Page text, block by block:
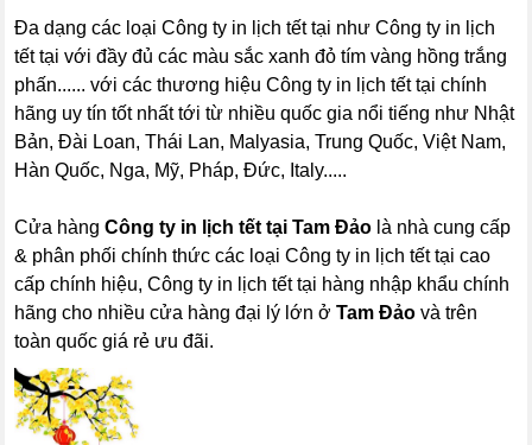
Đa dạng các loại Công ty in lịch tết tại như Công ty in lịch
tết tại với đầy đủ các màu sắc xanh đỏ tím vàng hồng trắng
phấn...... với các thương hiệu Công ty in lịch tết tại chính
hãng uy tín tốt nhất tới từ nhiều quốc gia nổi tiếng như Nhật
Bản, Đài Loan, Thái Lan, Malyasia, Trung Quốc, Việt Nam,
Hàn Quốc, Nga, Mỹ, Pháp, Đức, Italy.....
Cửa hàngCông ty in lịch tết tại Tam Đảo là nhà cung cấp
& phân phối chính thức các loại Công ty in lịch tết tại cao
cấp chính hiệu, Công ty in lịch tết tại hàng nhập khẩu chính
hãng cho nhiều cửa hàng đại lý lớn ởTam Đảo và trên
toàn quốc giá rẻ ưu đãi.